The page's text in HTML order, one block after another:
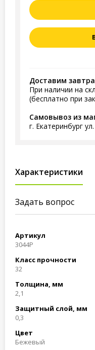
Доставим
При наличии на
(бесплатно при
Самовывоз из
г. Екатеринбург
Характеристики
Задать вопрос
Артикул
3044P
Класс прочности
32
Толщина, мм
2,1
Защитный слой, мм
0,3
Цвет
Бежевый